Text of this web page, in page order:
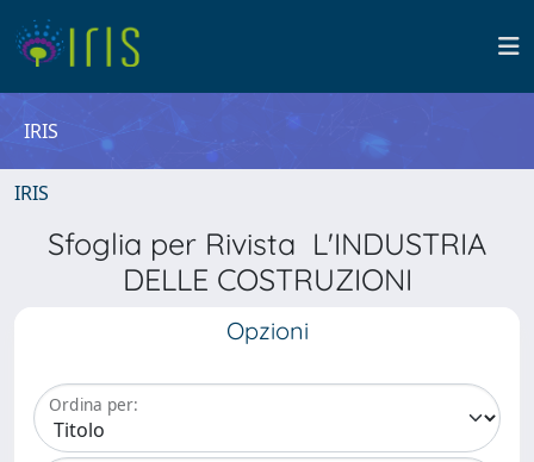
IRIS
IRIS
Sfoglia per Rivista L'INDUSTRIA
DELLE COSTRUZIONI
Opzioni
Ordina per: